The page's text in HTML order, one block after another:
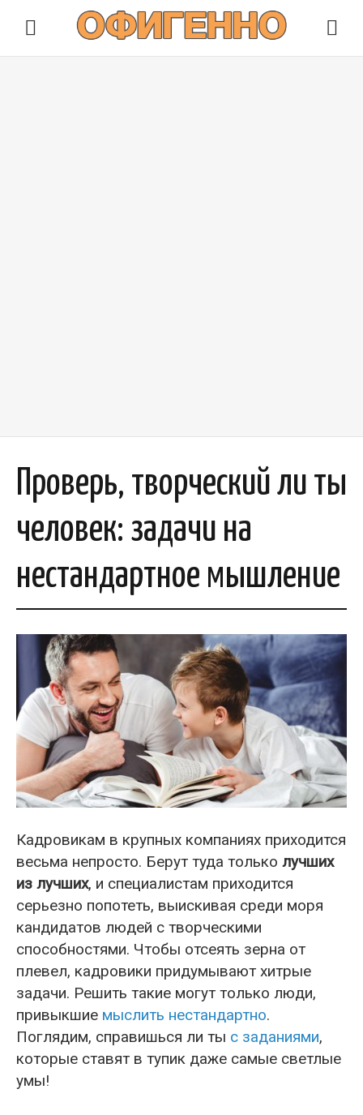
Проверь, творческий ли ты
человек: задачи на
нестандартное мышление
Кадровикам в крупных компаниях приходится
весьма непросто. Берут туда только лучших
из лучших, и специалистам приходится
серьезно попотеть, выискивая среди моря
кандидатов людей с творческими
способностями. Чтобы отсеять зерна от
плевел, кадровики придумывают хитрые
задачи. Решить такие могут только люди,
привыкшие мыслить нестандартно.
Поглядим, справишься ли ты с заданиями,
которые ставят в тупик даже самые светлые
умы!